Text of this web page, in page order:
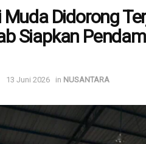
Muda Didorong
Siapkan
13 Juni 2026 in NUSANTARA